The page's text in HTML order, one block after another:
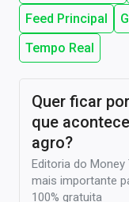
Feed Principal
Tempo Real
Quer ficar
que
agro?
Editoria do
mais importante
100% gratuita